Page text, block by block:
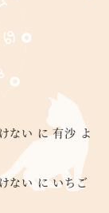
ない に有沙 よ
ない にいちご